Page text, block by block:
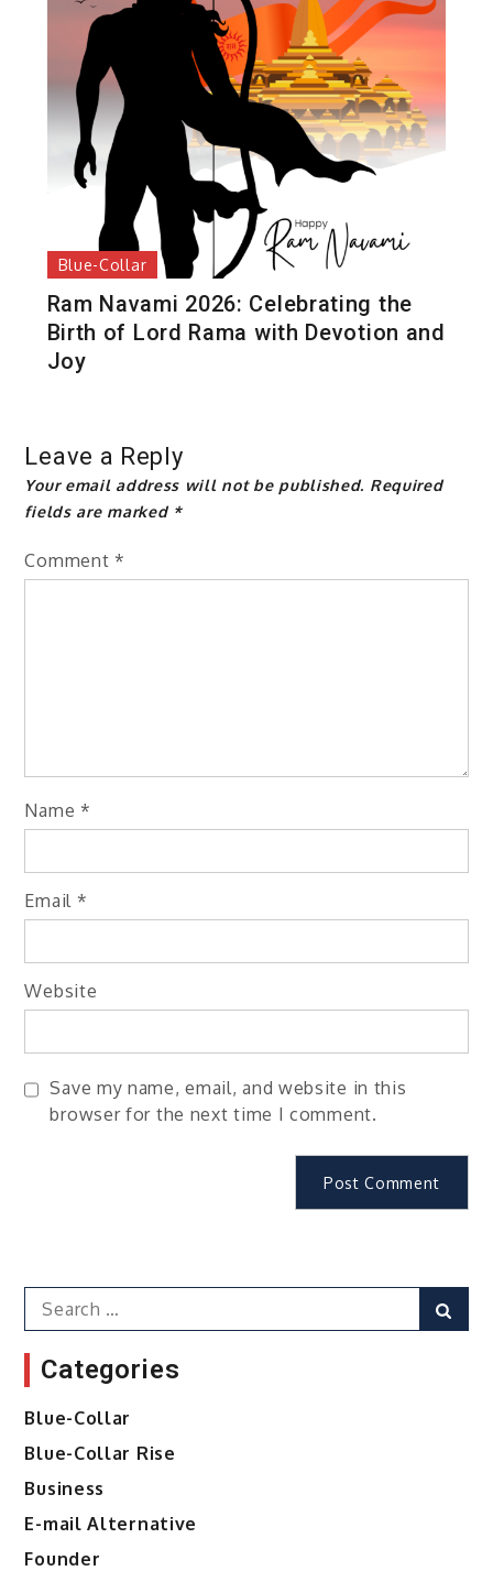
Blue-Collar
Ram Navami 2026: Celebrating the
Birth of Lord Rama with Devotion and
Joy
Leave a Reply
Your email address will not be published. Required
fields are marked *
Comment *
Name *
Email *
Website
Save my name, email, and website in this
browser for the next time I comment.
Search
for:
Categories
Blue-Collar
Blue-Collar Rise
Business
E-mail Alternative
Founder